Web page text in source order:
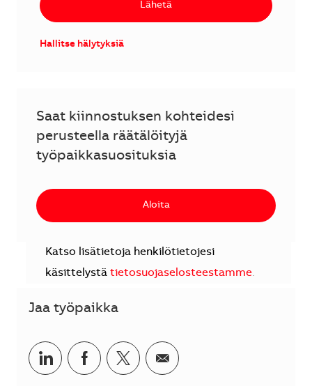
Lähetä
Hallitse hälytyksiä
Saat kiinnostuksen kohteidesi
perusteella räätälöityjä
työpaikkasuosituksia
Aloita
Katso lisätietoja henkilötietojesi
käsittelystä tietosuojaselosteestamme.
Jaa työpaikka
Jaa LinkedInissä
Jaa Facebookissa
Jaa Twitterissä
Jaa sähköpostilla